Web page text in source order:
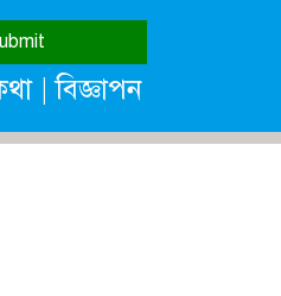
|বিজ্ঞাপন